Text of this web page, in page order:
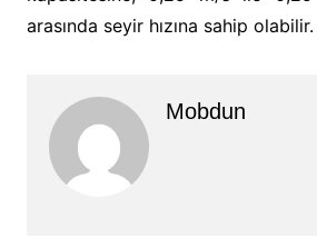
arasında seyir hızına sahip olabilir.
Mobdun